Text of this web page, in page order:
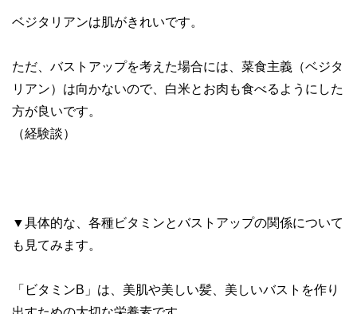
ベジタリアンは肌がきれいです。
ただ、バストアップを考えた場合には、菜食主義（ベジタ
リアン）は向かないので、白米とお肉も食べるようにした
方が良いです。
（経験談）
▼具体的な、各種ビタミンとバストアップの関係について
も見てみます。
「ビタミンB」は、美肌や美しい髪、美しいバストを作り